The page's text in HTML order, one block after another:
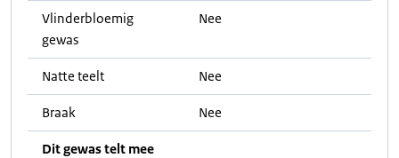
Vlinderbloemig
gewas
Nee
Natte teelt Nee
Braak Nee
Dit gewas telt mee